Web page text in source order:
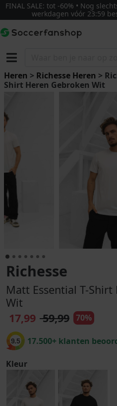
FINAL SALE: tot -60% • Nog
werkdagen vóór 23:59
Heren > Richesse Heren >
Shirt Heren Gebroken Wit
Richesse
Matt Essential T-
Wit
17,99 59,99 70%
9.5 17.500+ klanten
Kleur